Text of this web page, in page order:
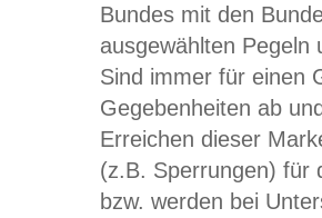
Bundes mit den
ausgewählten
Sind immer für einen
Gegebenheiten ab
Erreichen dieser
(z.B. Sperrungen) für
bzw. werden bei